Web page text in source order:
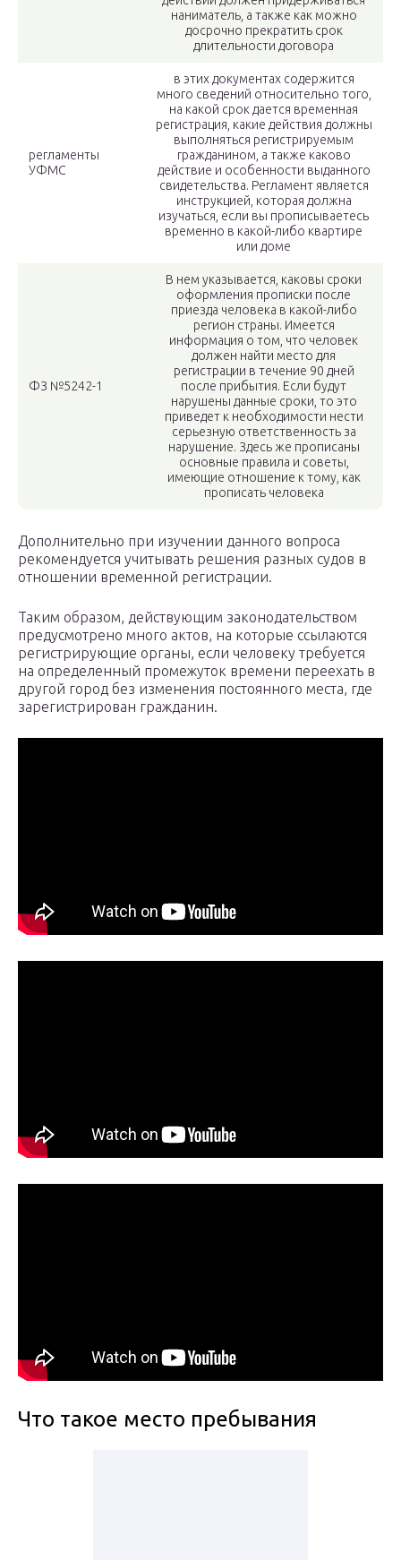
наниматель, а также как можно
досрочно прекратить срок
длительности договора
регламенты
УФМС
в этих документах содержится
много сведений относительно того,
на какой срок дается временная
регистрация, какие действия должны
выполняться регистрируемым
гражданином, а также каково
действие и особенности выданного
свидетельства. Регламент является
инструкцией, которая должна
изучаться, если вы прописываетесь
временно в какой-либо квартире
или доме
ФЗ №5242-1
В нем указывается, каковы сроки
оформления прописки после
приезда человека в какой-либо
регион страны. Имеется
информация о том, что человек
должен найти место для
регистрации в течение 90 дней
после прибытия. Если будут
нарушены данные сроки, то это
приведет к необходимости нести
серьезную ответственность за
нарушение. Здесь же прописаны
основные правила и советы,
имеющие отношение к тому, как
прописать человека
Дополнительно при изучении данного вопроса
рекомендуется учитывать решения разных судов в
отношении временной регистрации.
Таким образом, действующим законодательством
предусмотрено много актов, на которые ссылаются
регистрирующие органы, если человеку требуется
на определенный промежуток времени переехать в
другой город без изменения постоянного места, где
зарегистрирован гражданин.
Что такое место пребывания